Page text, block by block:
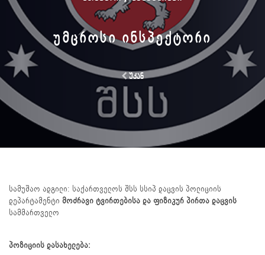
ᲣᲛᲪᲠᲝᲡᲘ ᲘᲜᲡᲞᲔᲥᲢᲝᲠᲘ
უკან
სამუშაო ადგილი: საქართველოს შსს სსიპ დაცვის პოლიციის
დეპარტამენტი მოძრავი ტვირთებისა და ფიზიკურ პირთა დაცვის
სამმართველო
პოზიციის დასახელება: